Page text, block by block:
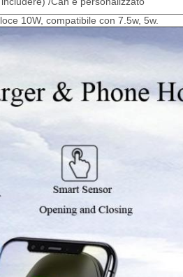
10W, compatibile con 7.5w, 5w.